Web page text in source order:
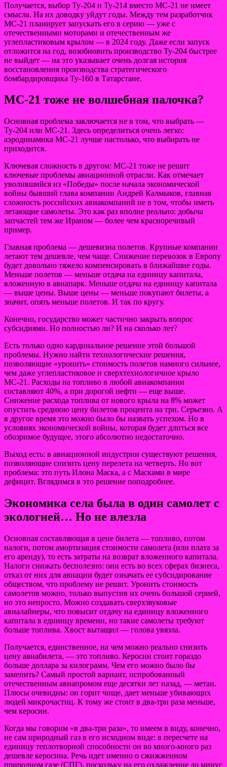
Получается, выбор Ту-204 и Ту-214 вместо МС-21 не имеет
смысла. На их доводку уйдут годы. Между тем разработчик
МС-21 планирует запускать его в серию — уже с
отечественными моторами и отечественным же
углепластиковым крылом — в 2024 году. Даже если запуск
отложится на год, возобновить производство Ту-204 быстрее
не выйдет — на это указывает очень долгая история
восстановления производства стратегического
бомбардировщика Ту-160 в Татарстане.
МС-21 тоже не волшебная палочка?
Основная проблема заключается не в том, что выбрать —
Ту-204 или МС-21. Здесь определиться очень легко:
аэродинамика МС-21 лучше настолько, что выбирать не
приходится.
Ключевая сложность в другом: МС-21 тоже не решит
ключевые проблемы авиационной отрасли. Как отмечает
уволившийся из «Победы» после начала экономической
войны бывший глава компании Андрей Калмыков, главная
сложность российских авиакомпаний не в том, чтобы иметь
летающие самолеты. Это как раз вполне реально: добыча
запчастей тем же Ираном — более чем красноречивый
пример.
Главная проблема — дешевизна полетов. Крупные компании
летают тем дешевле, чем чаще. Снижение перевозок в Европу
будет довольно тяжело компенсировать в ближайшие годы.
Меньше полетов — меньше отдача на единицу капитала,
вложенную в авиапарк. Меньше отдача на единицу капитала
— выше цены. Выше цены — меньше покупают билеты, а
значит, опять меньше полетов. И так по кругу.
Конечно, государство может частично закрыть вопрос
субсидиями. Но полностью ли? И на сколько лет?
Есть только одно кардинальное решение этой большой
проблемы. Нужно найти технологические решения,
позволяющие «уронить» стоимость полетов намного сильнее,
чем даже углепластиковое и сверхтехнологичное крыло
МС-21. Расходы на топливо в любой авиакомпании
составляют 40%, а при дорогой нефти — еще выше.
Снижение расхода топлива от нового крыла на 8% может
опустить среднюю цену билетов процента на три. Серьезно. А
в другое время это можно было бы назвать успехом. Но в
условиях экономической войны, которая будет длиться все
обозримое будущее, этого абсолютно недостаточно.
Выход есть: в авиационной индустрии существуют решения,
позволяющие снизить цену перелета на четверть. Но вот
проблема: это путь Илона Маска, а с Масками в мире
дефицит. Вглядимся в это решение поподробнее.
Экономика села была в один самолет с
экологией… Но не влезла
Основная составляющая в цене билета — топливо, потом
налоги, потом амортизация стоимости самолета (или плата за
его аренду), то есть затраты на возврат вложенного капитала.
Налоги снижать бесполезно: они есть во всех сферах бизнеса,
отказ от них для авиации будет означать ее субсидирование
обществом, что проблему не решит. Уронить стоимость
самолетов можно, только выпустив их очень большой серией,
но это непросто. Можно создавать сверхзвуковые
авиалайнеры, что повысит отдачу на единицу вложенного
капитала в единицу времени, но такие самолеты требуют
больше топлива. Хвост вытащил — голова увязла.
Получается, единственное, на чем можно реально снизить
цену авиабилета, — это топливо. Керосин стоит гораздо
больше доллара за килограмм. Чем его можно было бы
заменить? Самый простой вариант, испробованный
отечественным авиапромом еще десятки лет назад, — метан.
Плюсы очевидны: он горит чище, дает меньше убивающих
людей микрочастиц. К тому же стоит в два-три раза меньше,
чем керосин.
Когда мы говорим «в два-три раза», то имеем в виду, конечно,
не сам природный газ в его исходном виде: в пересчете на
единицу теплотворной способности он во много-много раз
дешевле керосина. Речь идет именно о сжижженном
природном газе (СПГ), поскольку на его охлаждение до минус